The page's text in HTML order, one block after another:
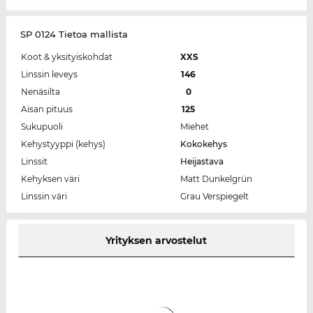
SP 0124 Tietoa mallista
Koot & yksityiskohdat
XXS
Linssin leveys
146
Nenäsilta
0
Aisan pituus
125
Sukupuoli
Miehet
Kehystyyppi (kehys)
Kokokehys
Linssit
Heijastava
Kehyksen väri
Matt Dunkelgrün
Linssin väri
Grau Verspiegelt
Yrityksen arvostelut